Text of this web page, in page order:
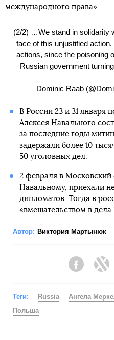
международного права».
(2/2) …We stand in solidarity
face of this unjustified
actions, since the poisoning
Russian government
— Dominic Raab
В России 23 и 31 января
Алексея Навального
за последние годы
задержали более 10
50 уголовных дел.
2 февраля в Московский
Навальному, приехали
дипломатов. Тогда в
«вмешательством в дела
Автор: Виктория Мартынюк
Facebook
Теги: Russia Ангела
Польша